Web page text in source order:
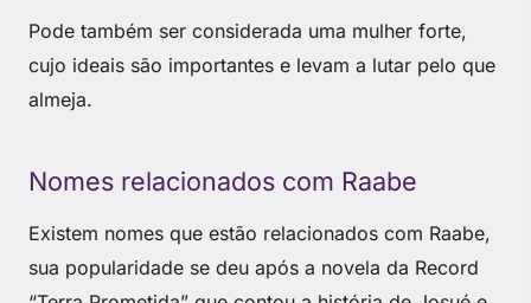
Pode também ser considerada uma mulher forte,
cujo ideais são importantes e levam a lutar pelo que
almeja.
Nomes relacionados com Raabe
Existem nomes que estão relacionados com Raabe,
sua popularidade se deu após a novela da Record